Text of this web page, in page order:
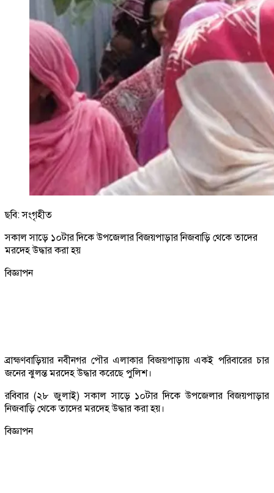
ছবি: সংগৃহীত
সকাল সাড়ে ১০টার দিকে উপজেলার বিজয়পাড়ার নিজবাড়ি থেকে তাদের
মরদেহ উদ্ধার করা হয়
বিজ্ঞাপন
ব্রাহ্মণবাড়িয়ার নবীনগর পৌর এলাকার বিজয়পাড়ায় একই পরিবারের চার
জনের ঝুলন্ত মরদেহ উদ্ধার করেছে পুলিশ।
রবিবার (২৮ জুলাই) সকাল সাড়ে ১০টার দিকে উপজেলার বিজয়পাড়ার
নিজবাড়ি থেকে তাদের মরদেহ উদ্ধার করা হয়।
বিজ্ঞাপন